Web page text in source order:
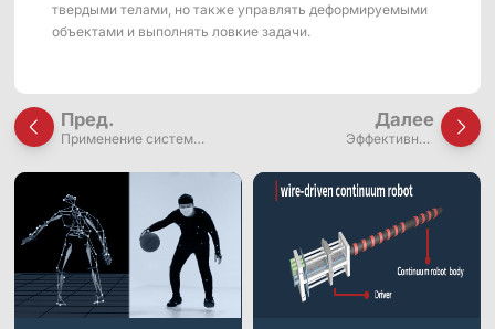
твердыми телами, но также управлять деформируемыми
объектами и выполнять ловкие задачи.
Пред.
Применение систем
исследованиях
проводным управлением
Далее
Эффективное
для континуум-роботов (на
основе RRT*)